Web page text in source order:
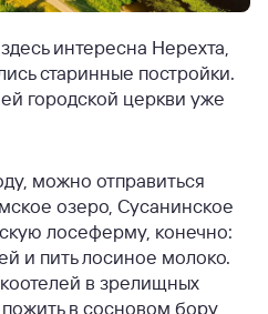
интересна Нерехта,
старинные постройки.
городской церкви уже
можно отправиться
озеро, Сусанинское
лосеферму, конечно:
и пить лосиное молоко.
в зрелищных
в сосновом бору